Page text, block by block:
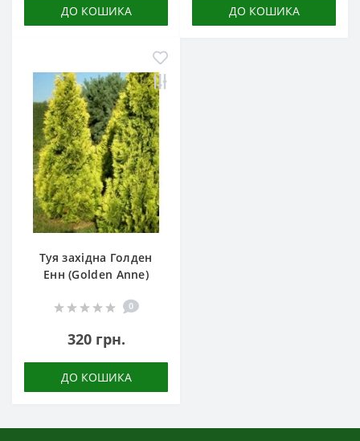
ДО КОШИКА ДО КОШИКА
Туя західна Голден
Енн (Golden Anne)
0
320 грн.
ДО КОШИКА